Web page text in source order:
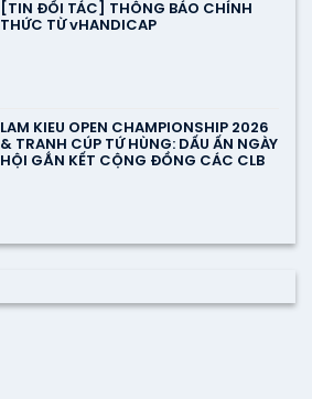
[TIN ĐỐI TÁC] THÔNG BÁO CHÍNH
THỨC TỪ vHANDICAP
LAM KIEU OPEN CHAMPIONSHIP 2026
& TRANH CÚP TỨ HÙNG: DẤU ẤN NGÀY
HỘI GẮN KẾT CỘNG ĐỒNG CÁC CLB